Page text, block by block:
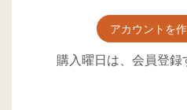
アカウントを作
購入曜日は、会員登